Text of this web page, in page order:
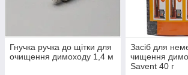
Гнучка ручка до щітки для
очищення димоходу 1,4 м
Засіб для
чищення
Savent 40 г